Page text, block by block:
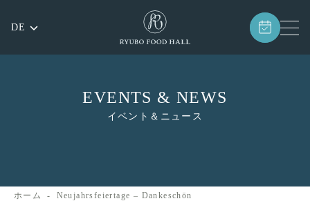
DE
EVENTS & NEWS
イベント＆ニュース
ホーム Neujahrsfeiertage – Dankeschön